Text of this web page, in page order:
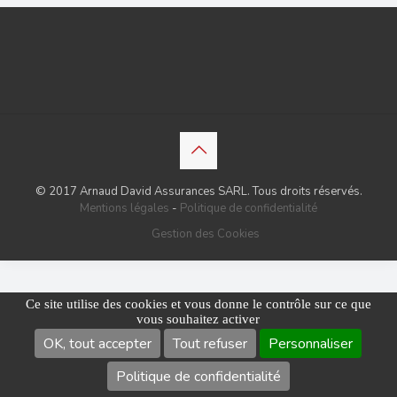
Ce site utilise des cookies et vous donne le contrôle sur ce que
vous souhaitez activer
OK, tout accepter Tout refuser
Personnaliser
Politique de confidentialité
© 2017 Arnaud David Assurances SARL. Tous droits réservés.
Mentions légales - Politique de confidentialité
Gestion des Cookies